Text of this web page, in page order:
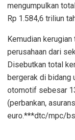
mengumpulkan
Rp 1.584,6 triliun
Kemudian
perusahaan dari
Disebutkan total
bergerak di bidang
otomotif sebesar
(perbankan,
euro.***dtc/mpc/bs